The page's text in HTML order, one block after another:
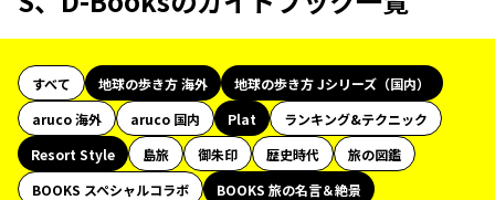
すべて 地球の歩き方 海外
地球の歩き方 Jシリーズ（国内）
aruco 海外
aruco 国内 Plat
ランキング&テクニック
Resort Style
島旅 御朱印 歴史時代
旅の図鑑
BOOKS スペシャルコラボ
BOOKS 旅の名言＆絶景